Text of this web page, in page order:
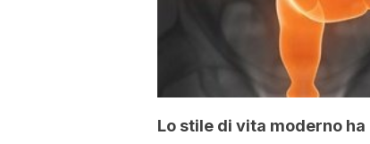
Lo stile di vita moderno